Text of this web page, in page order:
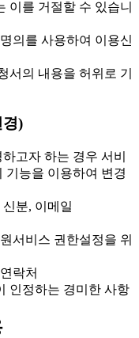
이를 거절할 수 있습니
의를 사용하여 이용신
서의 내용을 허위로 기
경)
고자 하는 경우 서비
기능을 이용하여 변경
분, 이메일
서비스 권한설정을 위
락처
인정하는 경미한 사항